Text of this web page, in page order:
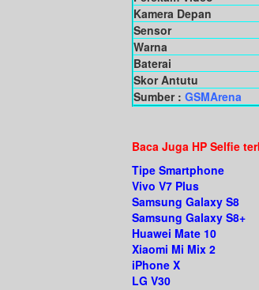
Kamera Depan
Sensor
Warna
Baterai
Skor Antutu
Sumber : GSMArena
Baca Juga HP Selfie
Tipe Smartphone
Vivo V7 Plus
Samsung Galaxy S8
Samsung Galaxy S8+
Huawei Mate 10
Xiaomi Mi Mix 2
iPhone X
LG V30